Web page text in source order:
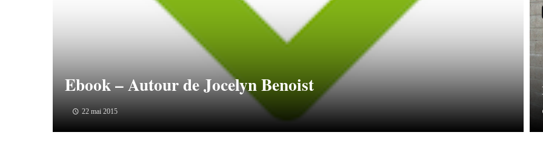
Ebook – Autour de Jocelyn Benoist
22 mai 2015